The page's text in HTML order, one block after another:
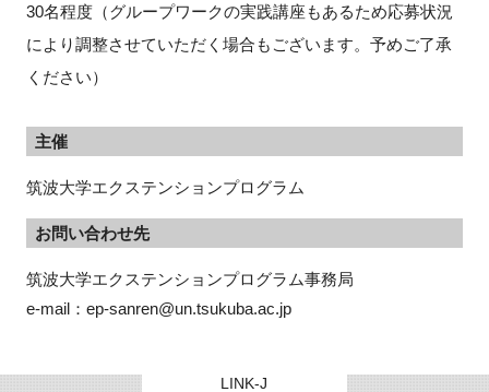
30名程度（グループワークの実践講座もあるため応募状況
により調整させていただく場合もございます。予めご了承
ください）
主催
筑波大学エクステンションプログラム
お問い合わせ先
筑波大学エクステンションプログラム事務局
e-mail：ep-sanren@un.tsukuba.ac.jp
LINK-J